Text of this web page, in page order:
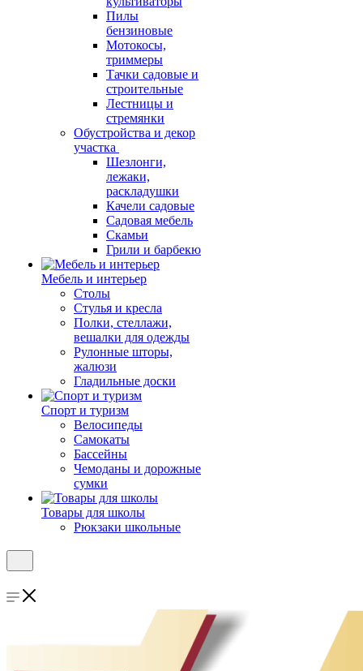
Пилы
бензиновые
Мотокосы,
триммеры
Тачки садовые и
строительные
Лестницы и
стремянки
Обустройства и декор
участка
Шезлонги,
лежаки,
раскладушки
Качели садовые
Садовая мебель
Скамьи
Грили и барбекю
Мебель и интерьер
Столы
Стулья и кресла
Полки, стеллажи,
вешалки для одежды
Рулонные шторы,
жалюзи
Гладильные доски
Спорт и туризм
Велосипеды
Самокаты
Бассейны
Чемоданы и дорожные
сумки
Товары для школы
Рюкзаки школьные